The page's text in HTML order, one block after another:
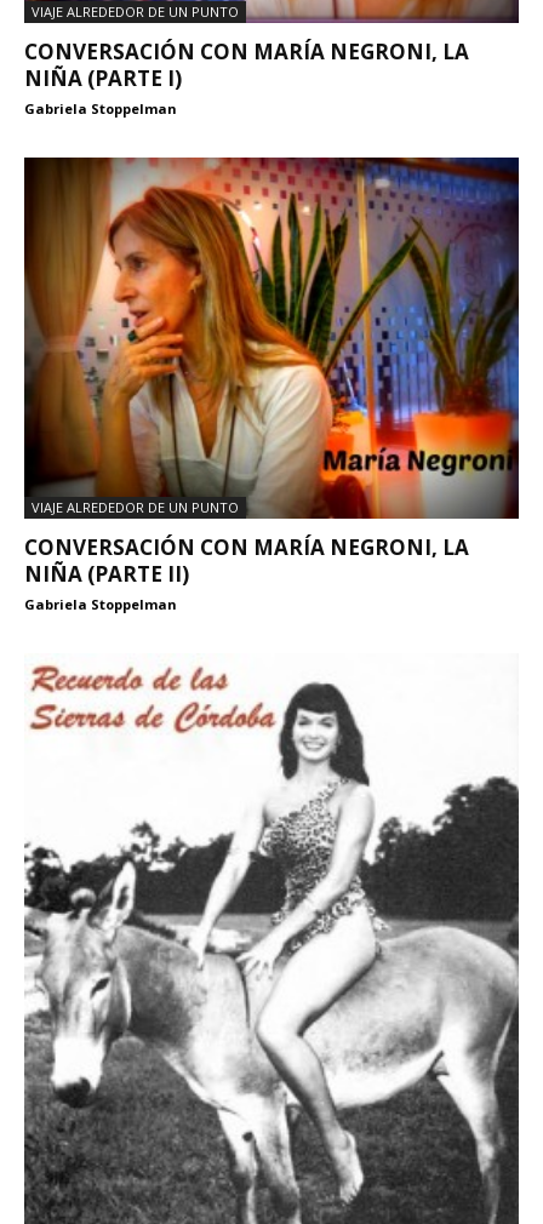
VIAJE ALREDEDOR DE UN PUNTO
CONVERSACIÓN CON MARÍA NEGRONI, LA
NIÑA (PARTE I)
Gabriela Stoppelman
VIAJE ALREDEDOR DE UN PUNTO
CONVERSACIÓN CON MARÍA NEGRONI, LA
NIÑA (PARTE II)
Gabriela Stoppelman